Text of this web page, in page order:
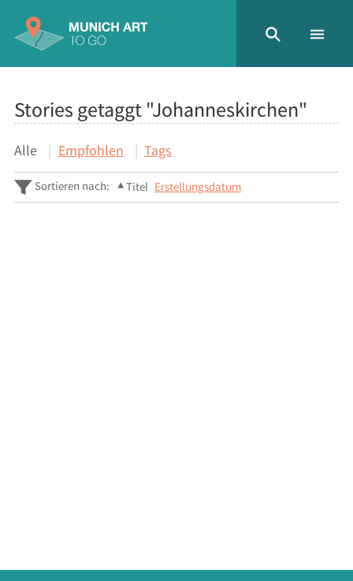
Stories getaggt "Johanneskirchen"
Alle Empfohlen Tags
Sortieren nach: Titel Erstellungsdatum